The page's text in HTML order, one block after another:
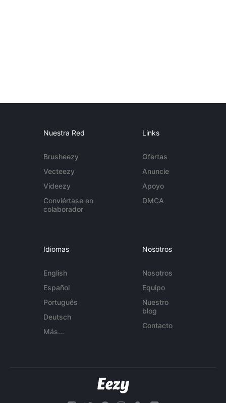
Nuestra Red
Brusheezy
Vecteezy
Videezy
Conviértase en
colaborador
Links
Ofertas
Anuncie
Apoyo
DMCA
Idiomas
English
Español
Português
Deutsch
Más...
Nosotros
Nosotros
Equipo
Nuestro
blog
Contacto